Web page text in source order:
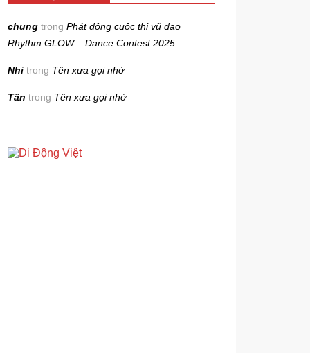
chung trongPhát động cuộc thi vũ đạo
Rhythm GLOW – Dance Contest 2025
Nhi trong Tên xưa gọi nhớ
Tân trong Tên xưa gọi nhớ